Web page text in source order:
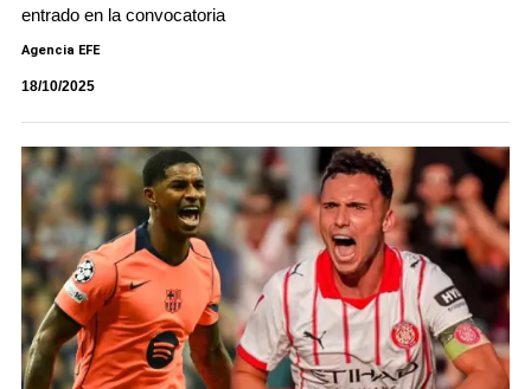
entrado en la convocatoria
Agencia EFE
18/10/2025